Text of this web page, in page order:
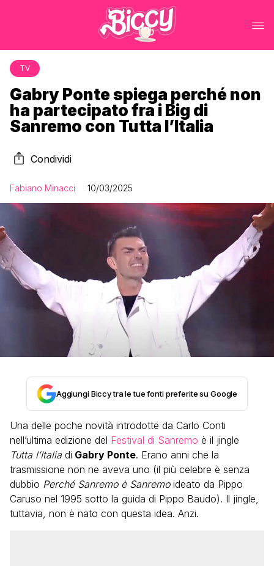
TV
Gabry Ponte spiega perché non
ha partecipato fra i Big di
Sanremo con Tutta l’Italia
Condividi
Fabiano Minacci 10/03/2025
Aggiungi Biccy tra le tue fonti preferite su Google
Una delle poche novità introdotte da Carlo Conti
nell’ultima edizione del Festival di Sanremo è il jingle
Tutta l’Italia di Gabry Ponte. Erano anni che la
trasmissione non ne aveva uno (il più celebre è senza
dubbio Perché Sanremo è Sanremoideato da Pippo
Caruso nel 1995 sotto la guida di Pippo Baudo). Il jingle,
tuttavia, non è nato con questa idea. Anzi.